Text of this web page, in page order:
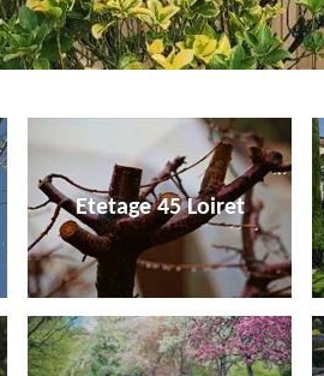
Etetage 45 Loiret